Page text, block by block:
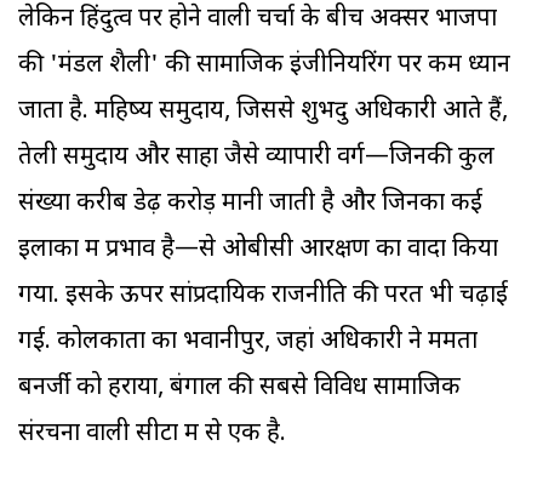
लेकिन हिंदुत्व पर होने वाली चर्चा के बीच अक्सर भाजपा
की 'मंडल शैली' की सामाजिक इंजीनियरिंग पर कम ध्यान
जाता है. महिष्य समुदाय, जिससे शुभेंदु अधिकारी आते हैं,
तेली समुदाय और साहा जैसे व्यापारी वर्ग—जिनकी कुल
संख्या करीब डेढ़ करोड़ मानी जाती है और जिनका कई
इलाकों में प्रभाव है—से ओबीसी आरक्षण का वादा किया
गया. इसके ऊपर सांप्रदायिक राजनीति की परत भी चढ़ाई
गई. कोलकाता का भवानीपुर, जहां अधिकारी ने ममता
बनर्जी को हराया, बंगाल की सबसे विविध सामाजिक
संरचना वाली सीटों में से एक है.